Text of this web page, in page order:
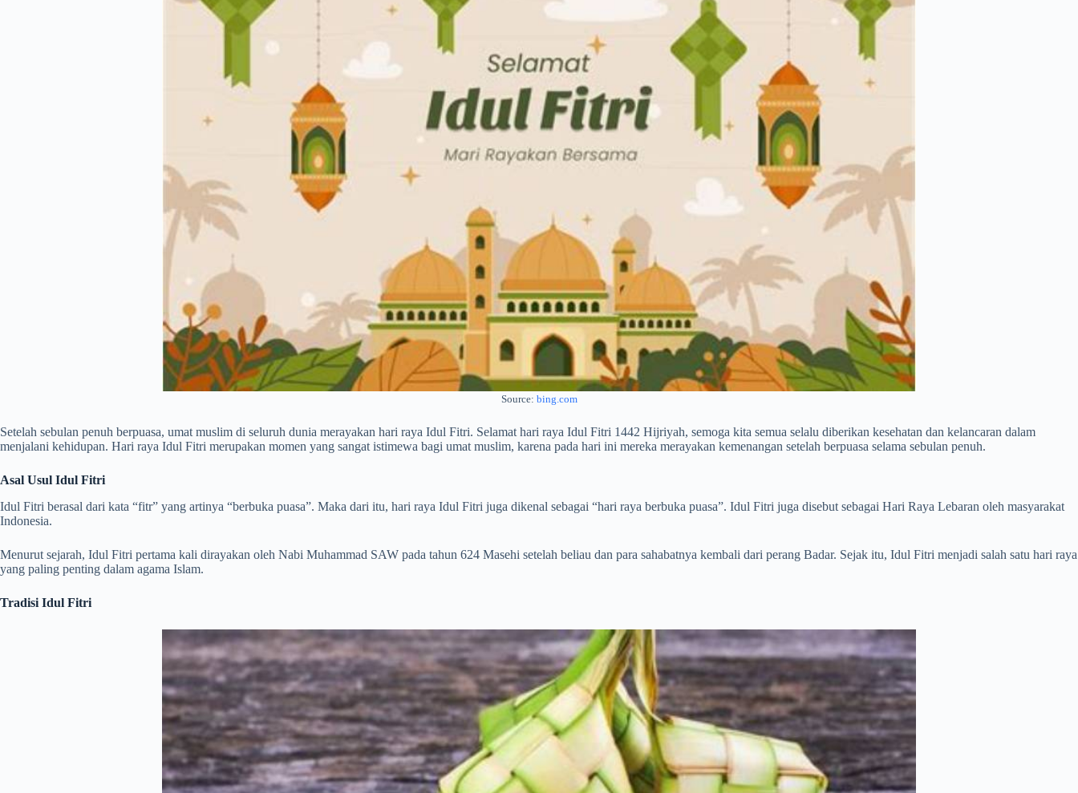
Source: bing.com
Setelah sebulan penuh berpuasa, umat muslim di seluruh dunia merayakan hari raya Idul Fitri. Selamat hari raya Idul Fitri 1442 Hijriyah, semoga kita semua selalu diberikan kesehatan dan kelancaran dalam
menjalani kehidupan. Hari raya Idul Fitri merupakan momen yang sangat istimewa bagi umat muslim, karena pada hari ini mereka merayakan kemenangan setelah berpuasa selama sebulan penuh.
Asal Usul Idul Fitri
Idul Fitri berasal dari kata “fitr” yang artinya “berbuka puasa”. Maka dari itu, hari raya Idul Fitri juga dikenal sebagai “hari raya berbuka puasa”. Idul Fitri juga disebut sebagai Hari Raya Lebaran oleh masyarakat
Indonesia.
Menurut sejarah, Idul Fitri pertama kali dirayakan oleh Nabi Muhammad SAW pada tahun 624 Masehi setelah beliau dan para sahabatnya kembali dari perang Badar. Sejak itu, Idul Fitri menjadi salah satu hari raya
yang paling penting dalam agama Islam.
Tradisi Idul Fitri